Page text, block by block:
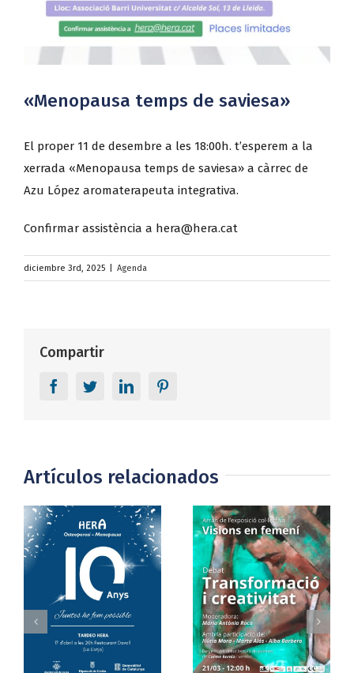
«Menopausa temps de saviesa»
El proper 11 de desembre a les 18:00h. t’esperem a la
xerrada «Menopausa temps de saviesa» a càrrec de
Azu López aromaterapeuta integrativa.
Confirmar assistència a hera@hera.cat
diciembre 3rd, 2025 Agenda
Compartir
FacebookTwitterLinkedIn
Artículos relacionados